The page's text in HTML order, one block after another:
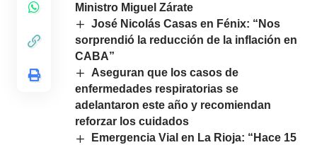
Ministro Miguel Zárate
José Nicolás Casas en Fénix: “Nos
sorprendió la reducción de la inflación en
CABA”
Aseguran que los casos de
enfermedades respiratorias se
adelantaron este año y recomiendan
reforzar los cuidados
Emergencia Vial en La Rioja: “Hace 15